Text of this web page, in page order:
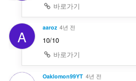
바로가기
A aaroz 4년 전
10/10
바로가기
Oaklomon99YT 4년 전